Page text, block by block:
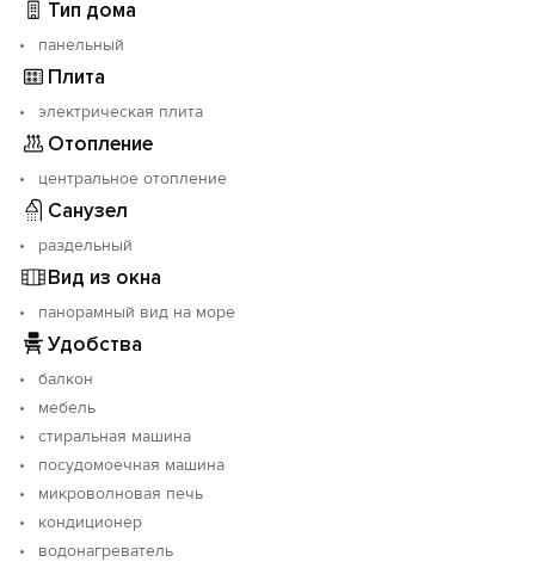
Тип дома
панельный
Плита
электрическая плита
Отопление
центральное отопление
Санузел
раздельный
Вид из окна
панорамный вид на море
Удобства
балкон
мебель
стиральная машина
посудомоечная машина
микроволновая печь
кондиционер
водонагреватель